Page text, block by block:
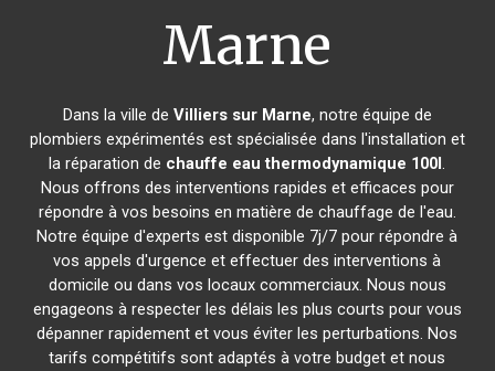
Marne
Dans la ville de Villiers sur Marne, notre équipe de
plombiers expérimentés est spécialisée dans l'installation et
la réparation de chauffe eau thermodynamique 100l.
Nous offrons des interventions rapides et efficaces pour
répondre à vos besoins en matière de chauffage de l'eau.
Notre équipe d'experts est disponible 7j/7 pour répondre à
vos appels d'urgence et effectuer des interventions à
domicile ou dans vos locaux commerciaux. Nous nous
engageons à respecter les délais les plus courts pour vous
dépanner rapidement et vous éviter les perturbations. Nos
tarifs compétitifs sont adaptés à votre budget et nous